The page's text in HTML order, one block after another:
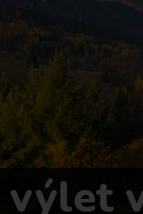
výlet